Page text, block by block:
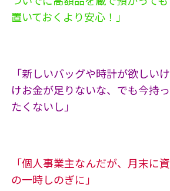
置いておくより安心！」
「新しいバッグや時計が欲しい
けお金が足りないな、でも今持
たくないし」
「個人事業主なんだが、月末に
の一時しのぎに」